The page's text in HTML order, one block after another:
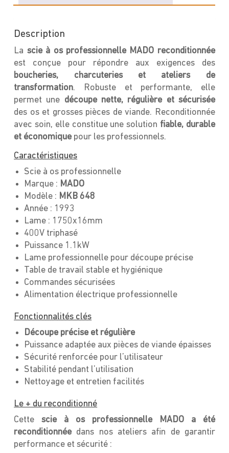
Description
La scie à os professionnelle MADO reconditionnée
est conçue pour répondre aux exigences des
boucheries, charcuteries et ateliers de
transformation. Robuste et performante, elle
permet une découpe nette, régulière et sécurisée
des os et grosses pièces de viande. Reconditionnée
avec soin, elle constitue une solution fiable, durable
et économiquepour les professionnels.
Caractéristiques
Scie à os professionnelle
Marque : MADO
Modèle : MKB 648
Année : 1993
Lame : 1750x16mm
400V triphasé
Puissance 1.1kW
Lame professionnelle pour découpe précise
Table de travail stable et hygiénique
Commandes sécurisées
Alimentation électrique professionnelle
Fonctionnalités clés
Découpe précise et régulière
Puissance adaptée aux pièces de viande épaisses
Sécurité renforcée pour l’utilisateur
Stabilité pendant l’utilisation
Nettoyage et entretien facilités
Le + du reconditionné
Cettescie à os professionnelle MADO a été
reconditionnéedans nos ateliers afin de garantir
performance et sécurité :